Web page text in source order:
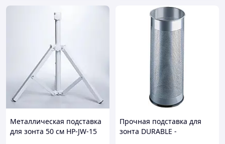
Металлическая подставка
для зонта 50 см HP-JW-15
Прочная подставка для
зонта DURABLE -